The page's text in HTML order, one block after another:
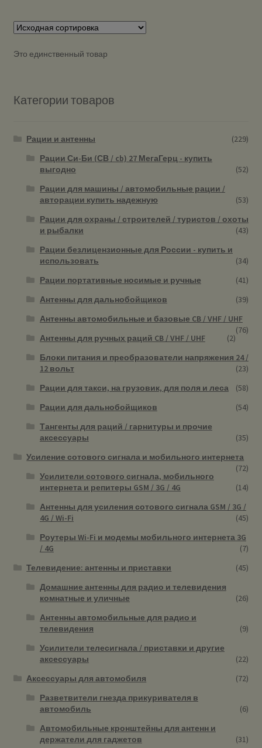
Это единственный товар
Категории товаров
Рации и антенны
(229)
Рации Си-Би (СВ / cb) 27 МегаГерц - купить
выгодно
(52)
Рации для машины / автомобильные рации /
авторации купить надежную
(53)
Рации для охраны / строителей / туристов / охоты
и рыбалки
(43)
Рации безлицензионные для России - купить и
использовать
(34)
Рации портативные носимые и ручные
(41)
Антенны для дальнобойщиков
(39)
Антенны автомобильные и базовые CB / VHF / UHF
(76)
Антенны для ручных раций CB / VHF / UHF
(2)
Блоки питания и преобразователи напряжения 24 /
12 вольт
(23)
Рации для такси, на грузовик, для поля и леса
(58)
Рации для дальнобойщиков
(54)
Тангенты для раций / гарнитуры и прочие
аксессуары
(35)
Усиление сотового сигнала и мобильного интернета
(72)
Усилители сотового сигнала, мобильного
интернета и репитеры GSM / 3G / 4G
(14)
Антенны для усиления сотового сигнала GSM / 3G /
4G / Wi-Fi
(45)
Роутеры Wi-Fi и модемы мобильного интернета 3G
/ 4G
(7)
Телевидение: антенны и приставки
(45)
Домашние антенны для радио и телевидения
комнатные и уличные
(26)
Антенны автомобильные для радио и
телевидения
(9)
Усилители телесигнала / приставки и другие
аксессуары
(22)
Аксессуары для автомобиля
(72)
Разветвители гнезда прикуривателя в
автомобиль
(6)
Автомобильные кронштейны для антенн и
держатели для гаджетов
(31)